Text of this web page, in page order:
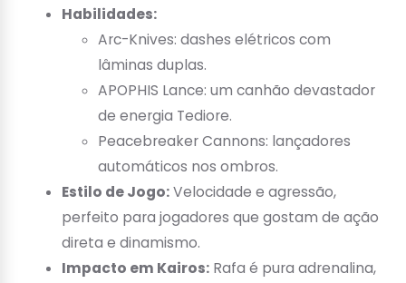
Habilidades:
Arc-Knives: dashes elétricos com
lâminas duplas.
APOPHIS Lance: um canhão devastador
de energia Tediore.
Peacebreaker Cannons: lançadores
automáticos nos ombros.
Estilo de Jogo:Velocidade e agressão,
perfeito para jogadores que gostam de ação
direta e dinamismo.
Impacto em Kairos: Rafa é pura adrenalina,